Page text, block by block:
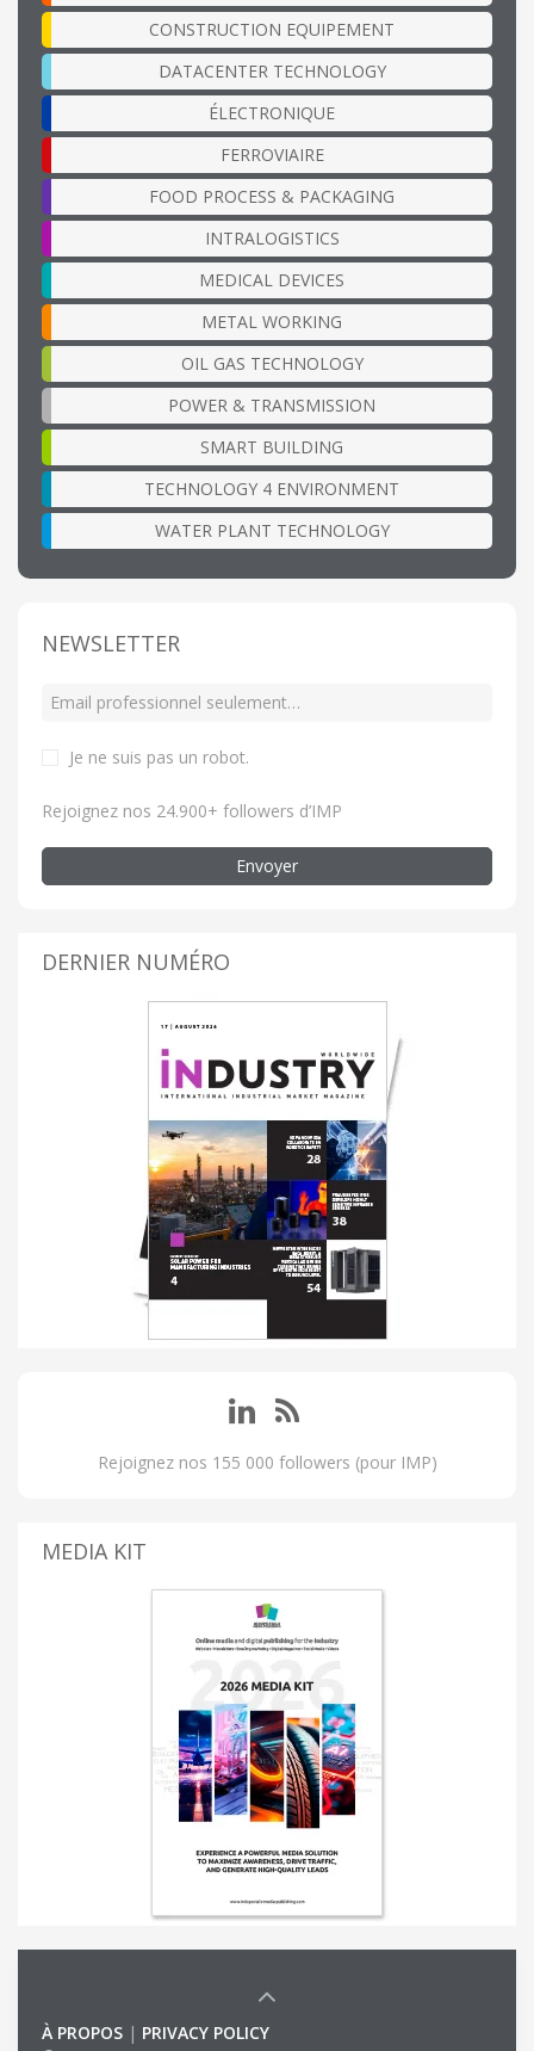
CONSTRUCTION EQUIPEMENT
DATACENTER TECHNOLOGY
ÉLECTRONIQUE
FERROVIAIRE
FOOD PROCESS & PACKAGING
INTRALOGISTICS
MEDICAL DEVICES
METAL WORKING
OIL GAS TECHNOLOGY
POWER & TRANSMISSION
SMART BUILDING
TECHNOLOGY 4 ENVIRONMENT
WATER PLANT TECHNOLOGY
NEWSLETTER
Je ne suis pas un robot.
Rejoignez nos 24.900+ followers d’IMP
Envoyer
DERNIER NUMÉRO
Rejoignez nos 155 000 followers (pour IMP)
MEDIA KIT
À PROPOS | PRIVACY POLICY